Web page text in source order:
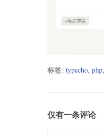
标签: typecho, php,
仅有一条评论